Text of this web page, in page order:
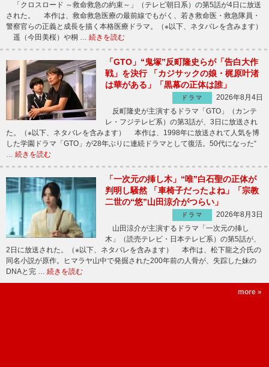
「クロスロード ～救命救急の約束～」（テレビ朝日系）の第5話が4日に放送
された。 本作は、救命救急医療の最前線でもがく、若き救命医・救急隊員・
警察官らの正義と成長を描く本格医療ドラマ。（※以下、ネタバレを含みます）
遥（今田美桜）や桐 … 続きを読む
「GTO」“鬼塚”反町隆史らが「告白大作
戦」を決行 「カジサックの娘・梶原叶渚
は華がある」「黒幕の正体は誰」
ドラマ
2026年8月4日
反町隆史が主演するドラマ「GTO」（カンテ
レ・フジテレビ系）の第3話が、3日に放送され
た。（※以下、ネタバレを含みます） 本作は、1998年に放送されて人気を博
した学園ドラマ「GTO」が28年ぶりに連続ドラマとして復活。50代になった“
… 続きを読む
「一次元の挿し木」“唯”白石聖の正体が
判明し騒然 「車椅子だったよね」「宗教
二世の“悠”山田涼介がつらい」
ドラマ
2026年8月3日
山田涼介が主演するドラマ「一次元の挿し
木」（読売テレビ・日本テレビ系）の第5話が、
2日に放送された。（※以下、ネタバレを含みます） 本作は、松下龍之介氏の
同名小説が原作。ヒマラヤ山中で発掘された200年前の人骨が、失踪した妹の
DNAと完 … 続きを読む
more »